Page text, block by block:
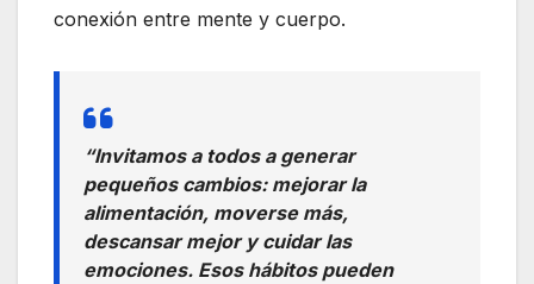
conexión entre mente y cuerpo.
“Invitamos a todos a generar
pequeños cambios: mejorar la
alimentación, moverse más,
descansar mejor y cuidar las
emociones. Esos hábitos pueden